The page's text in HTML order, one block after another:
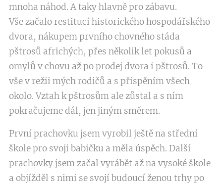
mnoha náhod. A taky hlavně pro zábavu.
Vše začalo restitucí historického hospodářského
dvora, nákupem prvního chovného stáda
pštrosů africhých, přes několik let pokusů a
omylů v chovu až po prodej dvora i pštrosů. To
vše v režii mých rodičů a s přispěním všech
okolo. Vztah k pštrosům ale zůstal a s ním
pokračujeme dál, jen jiným směrem.
První prachovku jsem vyrobil ještě na střední
škole pro svoji babičku a měla úspěch. Další
prachovky jsem začal vyrábět až na vysoké škole
a objížděl s nimi se svojí budoucí ženou trhy po